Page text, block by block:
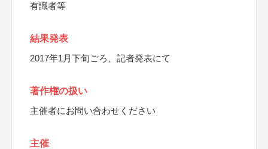
有識者等
結果発表
2017年1月下旬ごろ、記者発表にて
著作権の扱い
主催者にお問い合わせください
主催